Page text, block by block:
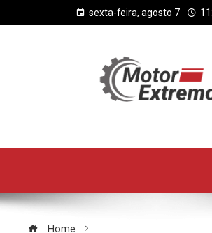
sexta-feira, agosto 7
Home